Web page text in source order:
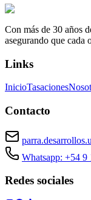
Con más de 30 años
asegurando que cada
Links
InicioTasaciones
Contacto
Whatsapp: +54 9
Redes sociales